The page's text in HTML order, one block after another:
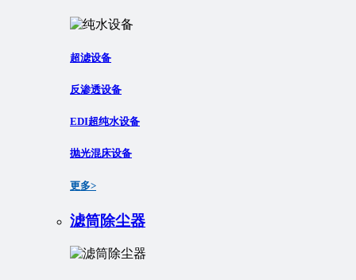
超滤设备
反渗透设备
EDI超纯水设备
抛光混床设备
更多>
滤筒除尘器